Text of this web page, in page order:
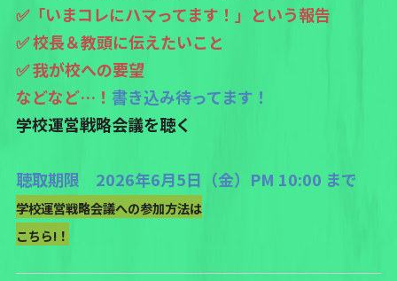
✅「いまコレにハマってます！」という報告
✅ 校長＆教頭に伝えたいこと
✅ 我が校への要望
などなど…！ 書き込み待ってます！
学校運営戦略会議を聴く
聴取期限 2026年6月5日（金）PM 10:00 まで
学校運営戦略会議への参加方法は
こちら!！